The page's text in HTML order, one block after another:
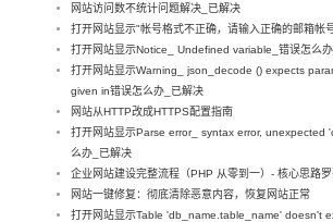
网站访问数不统计问题解决_已解决
打开网站显示"帐号格式不正确，请输入正确的邮箱帐
打开网站显示Notice_ Undefined variable_错误怎么
打开网站显示Warning_ json_decode () expects
given in错误怎么办_已解决
网站从HTTP改成HTTPS配置指南
打开网站显示Parse error_ syntax error, unexpected
么办_已解决
企业网站建设完整流程（PHP 从零到一）- 核心思路罗
网站一键修复：彻底清除恶意内容，恢复网站正常
打开网站显示Table 'db_name.table_name' doesn't